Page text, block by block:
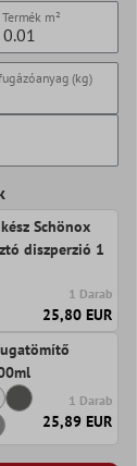
Termék m²
(kg)
Schönox
diszperzió 1
1 Darab
25,80 EUR
1 Darab
25,89 EUR